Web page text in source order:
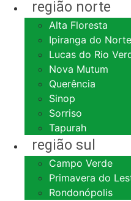
região norte
Alta Floresta
Ipiranga do Norte
Lucas do Rio
Nova Mutum
Querência
Sinop
Sorriso
Tapurah
região sul
Campo Verde
Primavera do
Rondonópolis